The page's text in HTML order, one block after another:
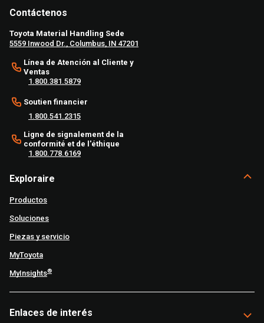
Contáctenos
Toyota Material Handling Sede
5559 Inwood Dr., Columbus, IN 47201
Línea de Atención al Cliente y
Ventas
1.800.381.5879
Soutien financier
1.800.541.2315
Ligne de signalement de la
conformité et de l'éthique
1.800.778.6169
Exploraire
Productos
Soluciones
Piezas y servicio
MyToyota
MyInsights®
Enlaces de interés